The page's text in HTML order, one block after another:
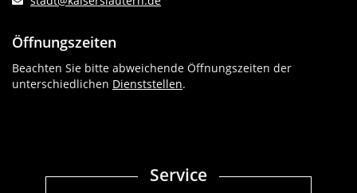
Öffnungszeiten
Beachten Sie bitte abweichende Öffnungszeiten der
unterschiedlichen Dienststellen.
Service